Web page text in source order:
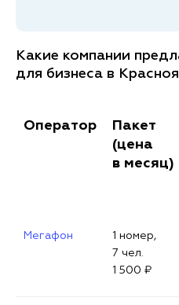
Какие компании
для бизнеса в
Оператор
Пакет
(цена
в месяц)
Мегафон
1 номер,
7 чел.
1 500 ₽